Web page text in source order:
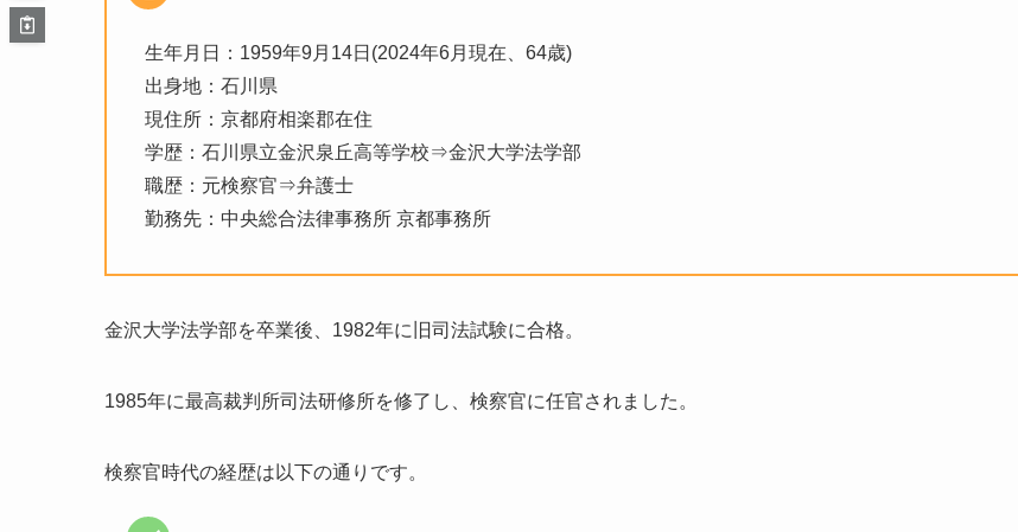
生年月日：1959年9月14日(2024年6月現在、64歳)
出身地：石川県
現住所：京都府相楽郡在住
学歴：石川県立金沢泉丘高等学校⇒金沢大学法学部
職歴：元検察官⇒弁護士
勤務先：中央総合法律事務所 京都事務所
金沢大学法学部を卒業後、1982年に旧司法試験に合格。
1985年に最高裁判所司法研修所を修了し、検察官に任官されました。
検察官時代の経歴は以下の通りです。